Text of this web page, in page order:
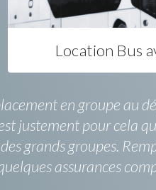
Location Bus
en groupe au
justement pour cela
grands groupes.
assurances